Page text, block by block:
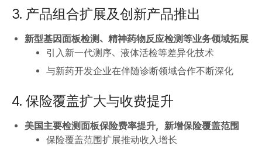
3. 产品组合扩展及创新产品推出
新型基因面板检测、精神药物反应检测等业务领域拓展
引入新一代测序、液体活检等差异化技术
与新药开发企业在伴随诊断领域合作不断深化
4. 保险覆盖扩大与收费提升
美国主要检测面板保险费率提升，新增保险覆盖范围
保险覆盖范围扩展推动收入增长